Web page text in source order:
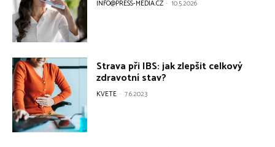
INFO@PRESS-MEDIA.CZ - 10.5.2026
Strava při IBS: jak zlepšit celkový
zdravotní stav?
KVETE - 7.6.2023